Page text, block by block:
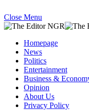
Close Menu
Homepage
News
Politics
Entertainment
Business &
Opinion
About Us
Privacy Policy